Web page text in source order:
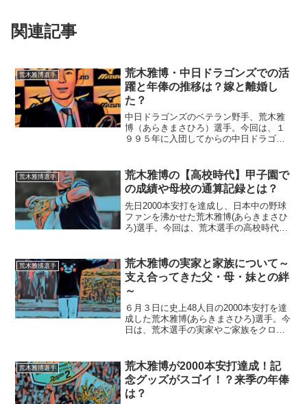
関連記事
荒木雅博選手
荒木雅博・中日ドラゴンズでの活
躍と年俸の推移は？嫁と離婚し
た？
中日ドラゴンズのベテラン野手、荒木雅
博（あらきまさひろ）選手。今回は、１
９９５年に入団してからの中日ドラゴン
日ドラゴンズでの活躍１９９５年にドラ
フト１位（外れ外れ１位...
荒木雅博選手
荒木雅博の【高校時代】甲子園で
の成績や母校の通算記録とは？
先日2000本安打を達成し、日本中の野球
ファンを沸かせた荒木雅博(あらきまさひ
ろ)選手。今回は、荒木選手の高校時代に
長きに渡って甲子園の常連校であり、多
くのプロ野球選...
荒木雅博選手
荒木雅博の実家と家族について～
支え合ってきた父・母・妹との絆
～
６月３日に史上48人目の2000本安打を達
成した荒木雅博(あらきまさひろ)選手。今
日は、荒木選手の実家やご家族をクロー
菊池郡菊陽町にあり、父・母・妹は現在
も地元で生活...
荒木雅博選手
荒木雅博が2000本安打達成！記
念グッズがスゴイ！？来季の年俸
は？